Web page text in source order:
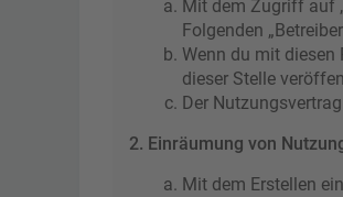
Mit dem Zugriff auf
Folgenden
Wenn du mit diesen
dieser Stelle
Der
2. Einräumung von
Mit dem Erstellen